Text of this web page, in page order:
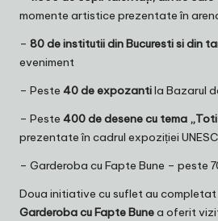
momente artistice prezentate în
– 80 de institutii din Bucuresti si din
eveniment
– Peste 40 de expozantila Bazarul
– Peste 400 de desene cu tema
prezentate în cadrul expoziției
– Garderoba cu Fapte Bune – peste
Doua initiative cu suflet au
Garderoba cu Fapte Bunea oferit